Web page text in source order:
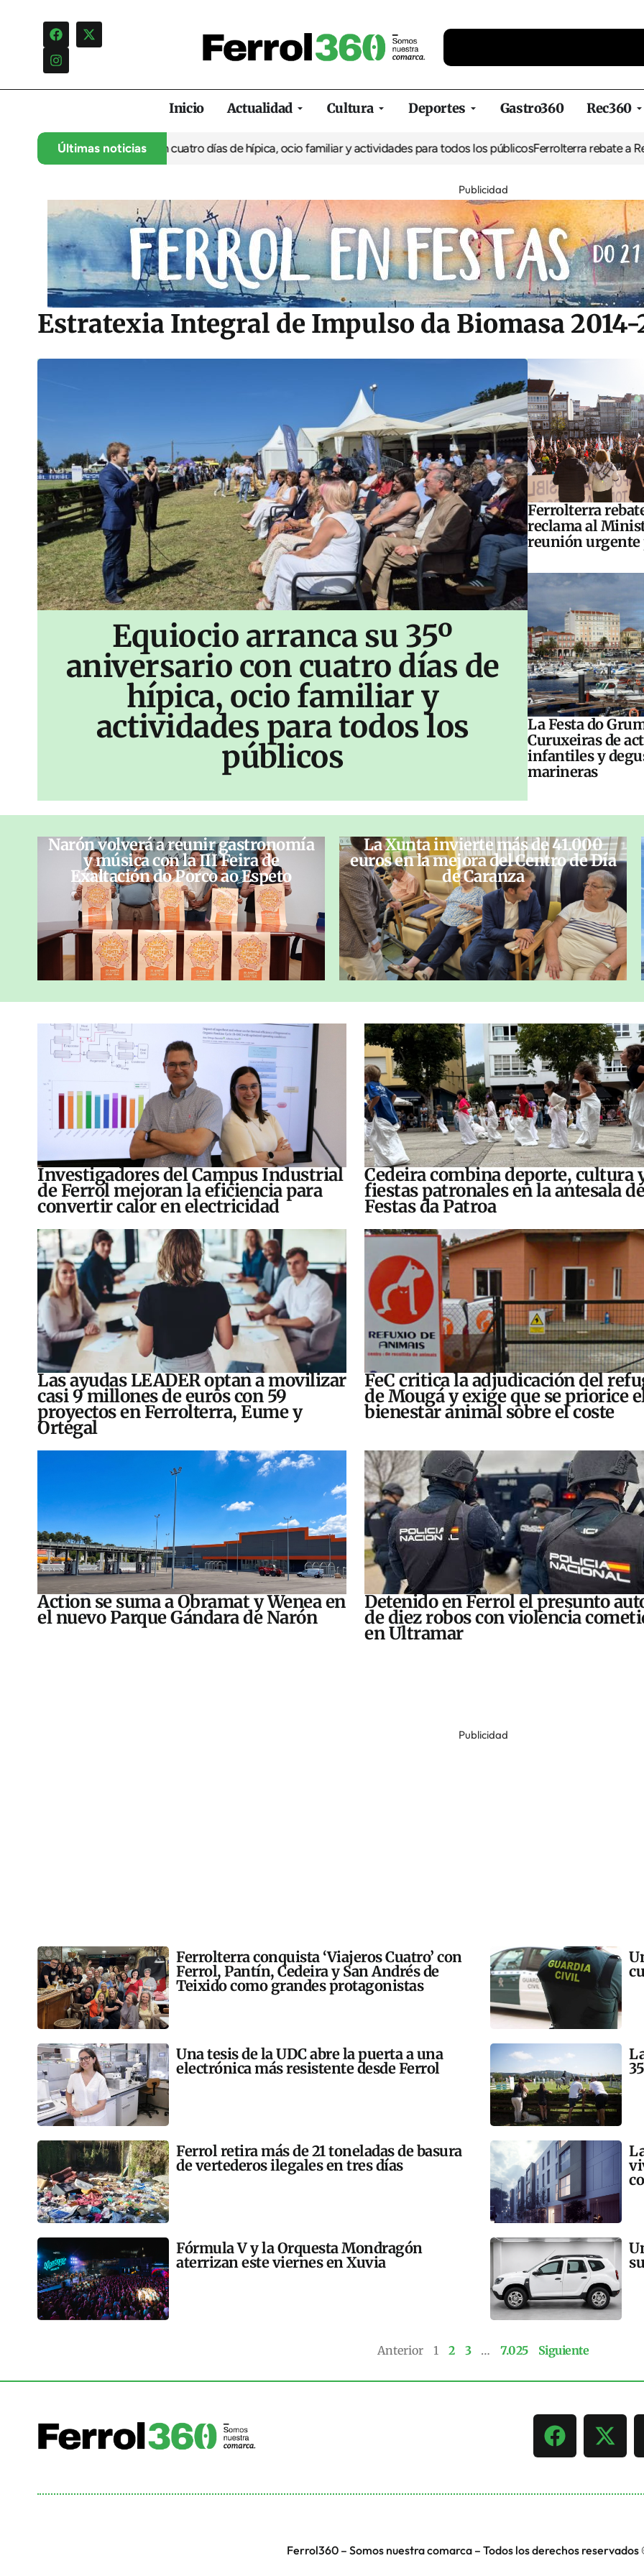
Inicio Actualidad Cultura Deportes Gastro360 Rec360
Últimas noticias
su 35º aniversario con cuatro días de hípica, ocio familiar y actividades para todos los públicosFerrolterra rebate a Renfe y
Publicidad
Estratexia Integral de Impulso da Biomasa
Equiocio arranca su 35º
aniversario con cuatro días de
hípica, ocio familiar y
actividades para todos los
públicos
Ferrolterra
reclama al
reunión urgente
La Festa do
Curuxeiras de
infantiles y
marineras
Narón volverá a reunir gastronomía
y música con la III Feira de
Exaltación do Porco ao Espeto
La Xunta invierte más de 41.000
euros en la mejora del Centro de Día
de Caranza
Investigadores del Campus Industrial
de Ferrol mejoran la eficiencia para
convertir calor en electricidad
Cedeira combina deporte, cultura
fiestas patronales en la antesala
Festas da Patroa
Las ayudas LEADER optan a movilizar
casi 9 millones de euros con 59
proyectos en Ferrolterra, Eume y
Ortegal
FeC critica la adjudicación del
de Mougá y exige que se priorice
bienestar animal sobre el coste
Action se suma a Obramat y Wenea en
el nuevo Parque Gándara de Narón
Detenido en Ferrol el presunto
de diez robos con violencia
en Ultramar
Publicidad
Ferrolterra conquista ‘Viajeros Cuatro’ con
Ferrol, Pantín, Cedeira y San Andrés de
Teixido como grandes protagonistas
Una tesis de la UDC abre la puerta a una
electrónica más resistente desde Ferrol
Ferrol retira más de 21 toneladas de basura
de vertederos ilegales en tres días
Fórmula V y la Orquesta Mondragón
aterrizan este viernes en Xuvia
Anterior 1 2 3 … 7.025 Siguiente
Ferrol360 – Somos nuestra comarca – Todos los derechos